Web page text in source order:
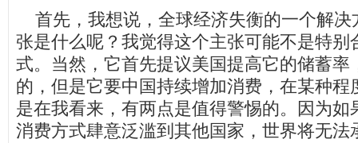
首先，我想说，全球经济失衡的一个解决
张是什么呢？我觉得这个主张可能不是特别
式。当然，它首先提议美国提高它的储蓄率
的，但是它要中国持续增加消费，在某种程
是在我看来，有两点是值得警惕的。因为如
消费方式肆意泛滥到其他国家，世界将无法